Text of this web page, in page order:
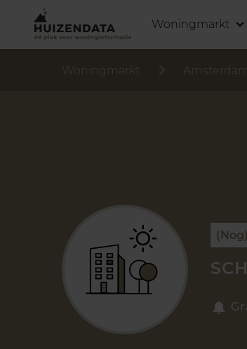
Woningmarkt
Woningmarkt